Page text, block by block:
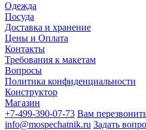
Одежда
Посуда
Доставка и хранение
Цены и Оплата
Контакты
Требования к макетам
Вопросы
Политика конфиденциальности
Конструктор
Магазин
+7-499-390-07-73 Вам
info@mospechatnik.ru Задать